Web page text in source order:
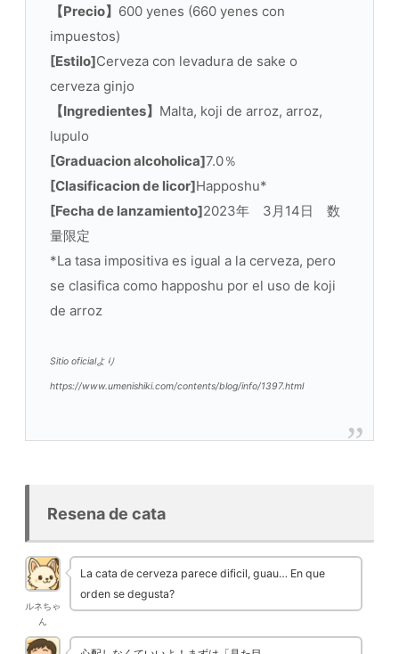
【Precio】 600 yenes (660 yenes con
impuestos)
[Estilo]Cerveza con levadura de sake o
cerveza ginjo
【Ingredientes】 Malta, koji de arroz, arroz,
lupulo
[Graduacion alcoholica]7.0％
[Clasificacion de licor]Happoshu*
[Fecha de lanzamiento]2023年 3月14日 数
量限定
*La tasa impositiva es igual a la cerveza, pero
se clasifica como happoshu por el uso de koji
de arroz
Sitio oficialより
https://www.umenishiki.com/contents/blog/info/1397.html
Resena de cata
ルネちゃ
ん
La cata de cerveza parece dificil, guau… En que
orden se degusta?